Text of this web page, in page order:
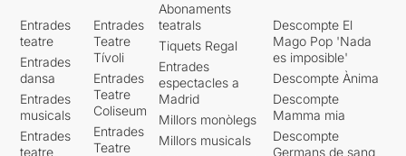
Entrades
teatre
Entrades
dansa
Entrades
musicals
Entrades
teatre
Entrades
Teatre
Tívoli
Entrades
Teatre
Coliseum
Entrades
Teatre
Abonaments
teatrals
Tiquets Regal
Entrades
espectacles a
Madrid
Millors monòlegs
Millors musicals
Descompte El
Mago Pop 'Nada
es imposible'
Descompte Ànima
Descompte
Mamma mia
Descompte
Germans de sang